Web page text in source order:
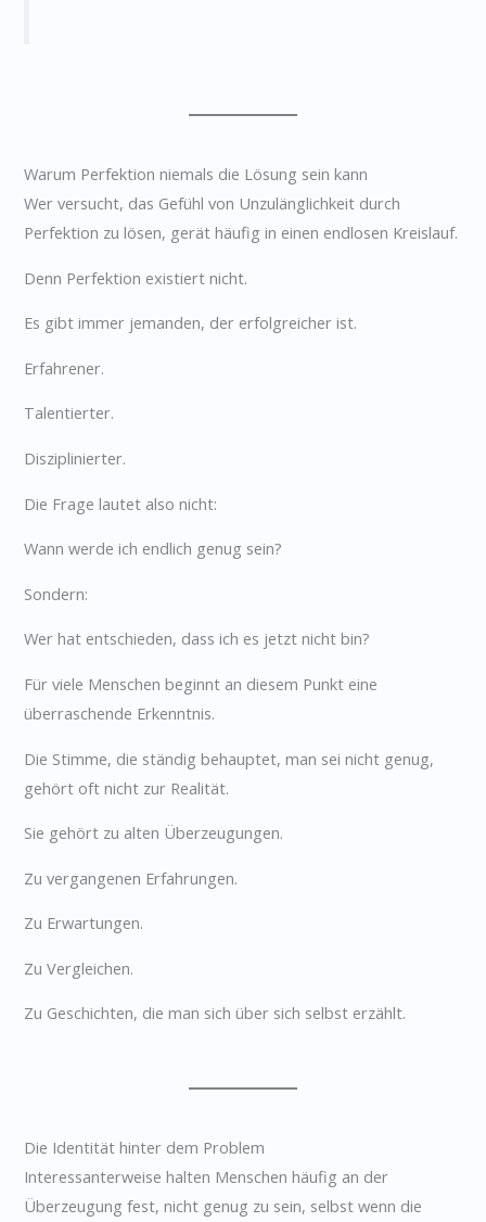
Warum Perfektion niemals die Lösung sein kann
Wer versucht, das Gefühl von Unzulänglichkeit durch
Perfektion zu lösen, gerät häufig in einen endlosen Kreislauf.
Denn Perfektion existiert nicht.
Es gibt immer jemanden, der erfolgreicher ist.
Erfahrener.
Talentierter.
Disziplinierter.
Die Frage lautet also nicht:
Wann werde ich endlich genug sein?
Sondern:
Wer hat entschieden, dass ich es jetzt nicht bin?
Für viele Menschen beginnt an diesem Punkt eine
überraschende Erkenntnis.
Die Stimme, die ständig behauptet, man sei nicht genug,
gehört oft nicht zur Realität.
Sie gehört zu alten Überzeugungen.
Zu vergangenen Erfahrungen.
Zu Erwartungen.
Zu Vergleichen.
Zu Geschichten, die man sich über sich selbst erzählt.
Die Identität hinter dem Problem
Interessanterweise halten Menschen häufig an der
Überzeugung fest, nicht genug zu sein, selbst wenn die